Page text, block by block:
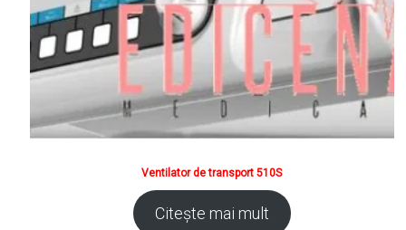
Ventilator de transport 510S
Citește mai mult